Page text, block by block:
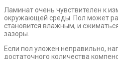
Ламинат очень чувствителен к
окружающей среды. Пол может
становится влажным, и
зазоры.
Если пол уложен неправильно,
достаточного количества